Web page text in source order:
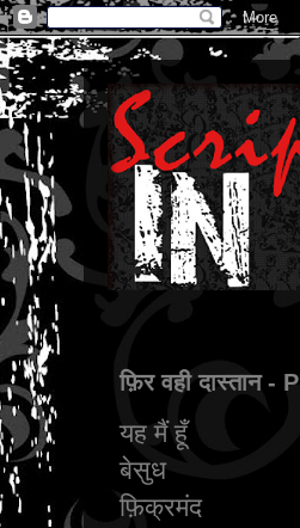
फ़िर वही दास्तान
यहमैं हूँ
बेसुध
फ़िक्रमंद